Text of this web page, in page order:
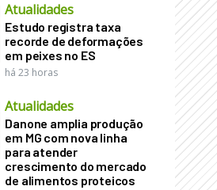
Atualidades
Estudo registra taxa
recorde de deformações
em peixes no ES
há 23 horas
Atualidades
Danone amplia produção
em MG com nova linha
para atender
crescimento do mercado
de alimentos proteicos